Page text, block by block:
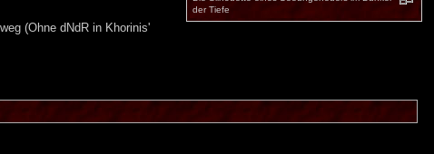
der Tiefe
(Ohne dNdR in Khorinis'